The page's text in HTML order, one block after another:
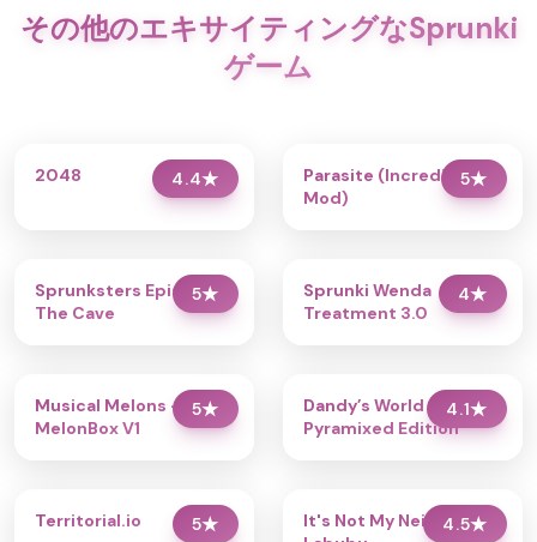
その他のエキサイティングなSprunki
ゲーム
4.4★
2048 5★
Parasite (Incredibox
Mod)
5★
Sprunksters Episode 2:
The Cave
4★
Sprunki Wenda
Treatment 3.0
5★
Musical Melons –
MelonBox V1
4.1★
Dandy’s World
Pyramixed Edition
5★
Territorial.io 4.5★
It's Not My Neighbor: